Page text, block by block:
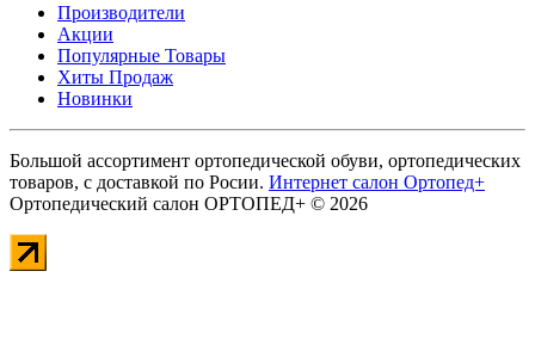
Производители
Акции
Популярные Товары
Хиты Продаж
Новинки
Большой ассортимент ортопедической обуви, ортопедических
товаров, с доставкой по Росии. Интернет салон Ортопед+
Ортопедический салон ОРТОПЕД+ © 2026